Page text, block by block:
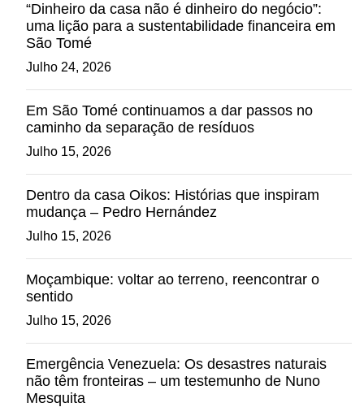
“Dinheiro da casa não é dinheiro do negócio”:
uma lição para a sustentabilidade financeira em
São Tomé
Julho 24, 2026
Em São Tomé continuamos a dar passos no
caminho da separação de resíduos
Julho 15, 2026
Dentro da casa Oikos: Histórias que inspiram
mudança – Pedro Hernández
Julho 15, 2026
Moçambique: voltar ao terreno, reencontrar o
sentido
Julho 15, 2026
Emergência Venezuela: Os desastres naturais
não têm fronteiras – um testemunho de Nuno
Mesquita